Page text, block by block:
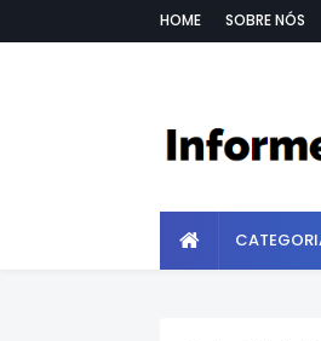
HOME SOBRE NÓS